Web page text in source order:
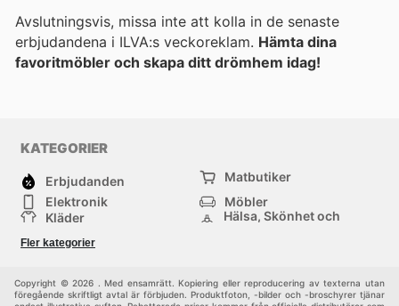
Avslutningsvis, missa inte att kolla in de senaste
erbjudandena i ILVA:s veckoreklam. Hämta dina
favoritmöbler och skapa ditt drömhem idag!
KATEGORIER
Erbjudanden
Matbutiker
Elektronik
Möbler
Kläder
Hälsa, Skönhet och
Bygg & Trädgård
Fler kategorier
Copyright © 2026 . Med ensamrätt. Kopiering eller reproducering av texterna utan
föregående skriftligt avtal är förbjuden. Produktfoton, -bilder och -broschyrer tjänar